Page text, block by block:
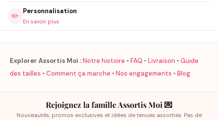
✏️
Personnalisation
En savoir plus
Explorer Assortis Moi :Notre histoire • FAQ • Livraison • Guide
des tailles • Comment ça marche • Nos engagements • Blog
Rejoignez la famille Assortis Moi 💌
Nouveautés, promos exclusives et idées de tenues assorties. Pas de